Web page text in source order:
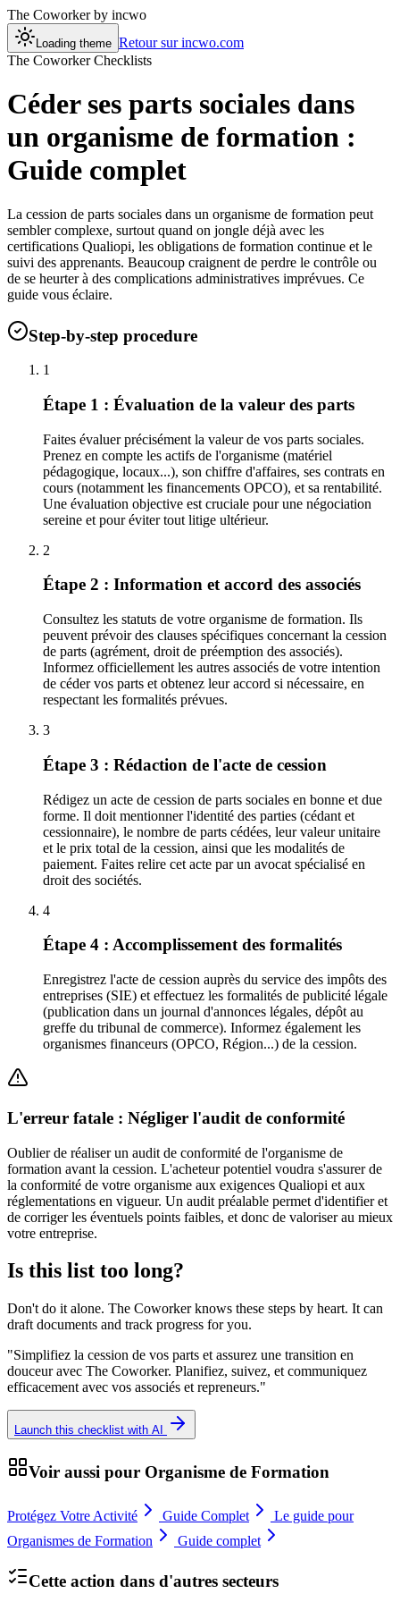
The Coworkerby incwo
Loading theme Retour sur incwo.com
The Coworker Checklists
Céder ses parts sociales dans
un organisme de formation :
Guide complet
La cession de parts sociales dans un organisme de formation peut
sembler complexe, surtout quand on jongle déjà avec les
certifications Qualiopi, les obligations de formation continue et le
suivi des apprenants. Beaucoup craignent de perdre le contrôle ou
de se heurter à des complications administratives imprévues. Ce
guide vous éclaire.
Step-by-step procedure
1
Étape 1 : Évaluation de la valeur des parts
Faites évaluer précisément la valeur de vos parts sociales.
Prenez en compte les actifs de l'organisme (matériel
pédagogique, locaux...), son chiffre d'affaires, ses contrats en
cours (notamment les financements OPCO), et sa rentabilité.
Une évaluation objective est cruciale pour une négociation
sereine et pour éviter tout litige ultérieur.
2
Étape 2 : Information et accord des associés
Consultez les statuts de votre organisme de formation. Ils
peuvent prévoir des clauses spécifiques concernant la cession
de parts (agrément, droit de préemption des associés).
Informez officiellement les autres associés de votre intention
de céder vos parts et obtenez leur accord si nécessaire, en
respectant les formalités prévues.
3
Étape 3 : Rédaction de l'acte de cession
Rédigez un acte de cession de parts sociales en bonne et due
forme. Il doit mentionner l'identité des parties (cédant et
cessionnaire), le nombre de parts cédées, leur valeur unitaire
et le prix total de la cession, ainsi que les modalités de
paiement. Faites relire cet acte par un avocat spécialisé en
droit des sociétés.
4
Étape 4 : Accomplissement des formalités
Enregistrez l'acte de cession auprès du service des impôts des
entreprises (SIE) et effectuez les formalités de publicité légale
(publication dans un journal d'annonces légales, dépôt au
greffe du tribunal de commerce). Informez également les
organismes financeurs (OPCO, Région...) de la cession.
L'erreur fatale : Négliger l'audit de conformité
Oublier de réaliser un audit de conformité de l'organisme de
formation avant la cession. L'acheteur potentiel voudra s'assurer de
la conformité de votre organisme aux exigences Qualiopi et aux
réglementations en vigueur. Un audit préalable permet d'identifier et
de corriger les éventuels points faibles, et donc de valoriser au mieux
votre entreprise.
Is this list too long?
Don't do it alone. The Coworker knows these steps by heart. It can
draft documents and track progress for you.
"Simplifiez la cession de vos parts et assurez une transition en
douceur avec The Coworker. Planifiez, suivez, et communiquez
efficacement avec vos associés et repreneurs."
Launch this checklist with AI
Voir aussi pour Organisme de Formation
Protégez Votre Activité Guide Complet
Le guide pour
Organismes de Formation
Guide complet
Cette action dans d'autres secteurs